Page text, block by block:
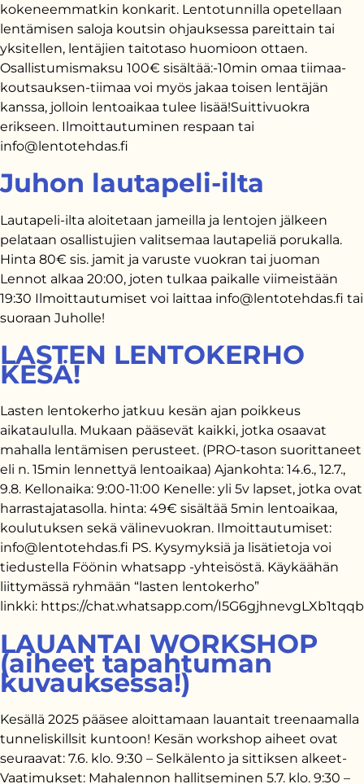
kokeneemmatkin konkarit. Lentotunnilla opetellaan
lentämisen saloja koutsin ohjauksessa pareittain tai
yksitellen, lentäjien taitotaso huomioon ottaen.
Osallistumismaksu 100€ sisältää:-10min omaa tiimaa-
koutsauksen-tiimaa voi myös jakaa toisen lentäjän
kanssa, jolloin lentoaikaa tulee lisää!Suittivuokra
erikseen. Ilmoittautuminen respaan tai
info@lentotehdas.fi
Juhon lautapeli-ilta
Lautapeli-ilta aloitetaan jameilla ja lentojen jälkeen
pelataan osallistujien valitsemaa lautapeliä porukalla.
Hinta 80€ sis. jamit ja varuste vuokran tai juoman
Lennot alkaa 20:00, joten tulkaa paikalle viimeistään
19:30 Ilmoittautumiset voi laittaa info@lentotehdas.fi tai
suoraan Juholle!
LASTEN LENTOKERHO
KESÄ!
Lasten lentokerho jatkuu kesän ajan poikkeus
aikataululla. Mukaan pääsevät kaikki, jotka osaavat
mahalla lentämisen perusteet. (PRO-tason suorittaneet
eli n. 15min lennettyä lentoaikaa) Ajankohta: 14.6., 12.7.,
9.8. Kellonaika: 9:00-11:00 Kenelle: yli 5v lapset, jotka ovat
harrastajatasolla. hinta: 49€ sisältää 5min lentoaikaa,
koulutuksen sekä välinevuokran. Ilmoittautumiset:
info@lentotehdas.fi PS. Kysymyksiä ja lisätietoja voi
tiedustella Föönin whatsapp -yhteisöstä. Käykäähän
liittymässä ryhmään “lasten lentokerho”
linkki: https://chat.whatsapp.com/
LAUANTAI WORKSHOP
(aiheet tapahtuman
kuvauksessa!)
Kesällä 2025 pääsee aloittamaan lauantait treenaamalla
tunneliskillsit kuntoon! Kesän workshop aiheet ovat
seuraavat: 7.6. klo. 9:30 – Selkälento ja sittiksen alkeet-
Vaatimukset: Mahalennon hallitseminen 5.7. klo. 9:30 –